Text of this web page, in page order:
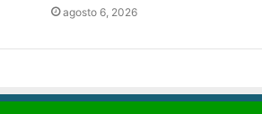
agosto 6, 2026